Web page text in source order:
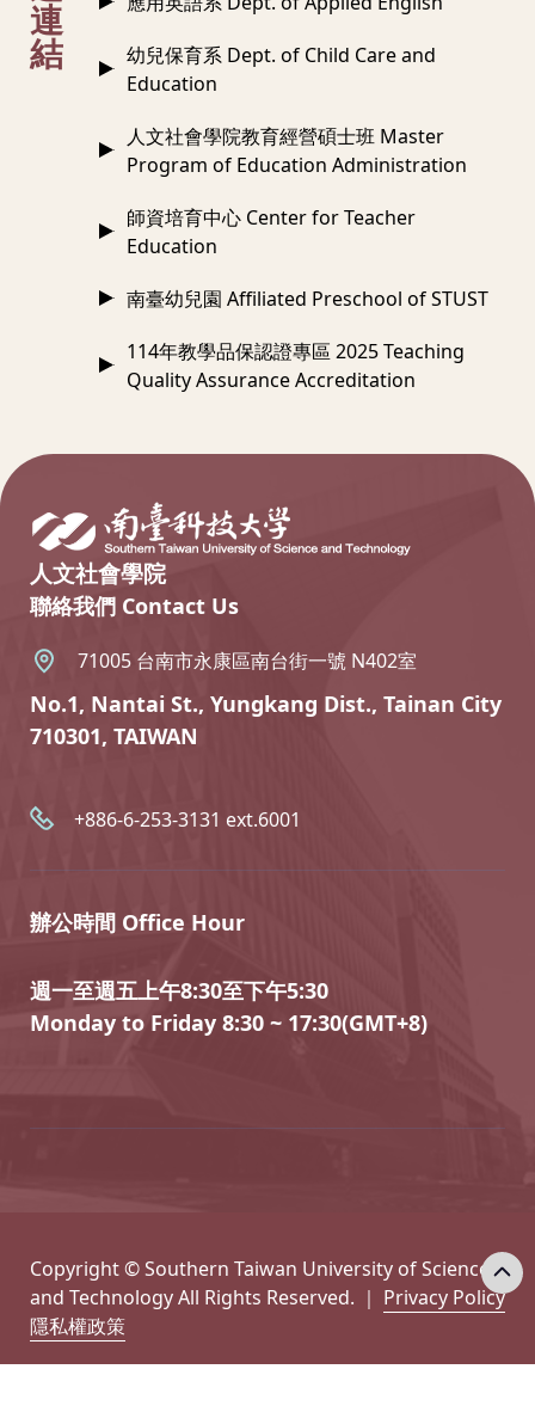
連
結
幼兒保育系 Dept. of Child Care and
Education
人文社會學院教育經營碩士班 Master
Program of Education Administration
師資培育中心 Center for Teacher
Education
南臺幼兒園 Affiliated Preschool of STUST
114年教學品保認證專區 2025 Teaching
Quality Assurance Accreditation
人文社會學院
聯絡我們 Contact Us
71005 台南市永康區南台街一號 N402室
No.1, Nantai St., Yungkang Dist., Tainan City
710301, TAIWAN
+886-6-253-3131 ext.6001
辦公時間 Office Hour
週一至週五上午8:30至下午5:30
Monday to Friday 8:30 ~ 17:30(GMT+8)
Copyright © Southern Taiwan University of Science
and Technology All Rights Reserved. ｜ Privacy Policy
隱私權政策